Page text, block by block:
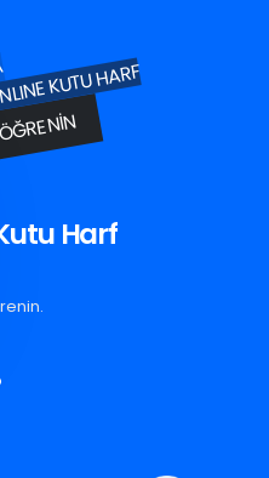
KUTU HARF
ÖĞRENIN
Harf